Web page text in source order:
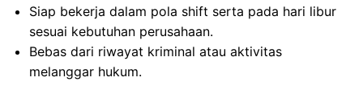
Siap bekerja dalam pola shift serta pada hari libur
sesuai kebutuhan perusahaan.
Bebas dari riwayat kriminal atau aktivitas
melanggar hukum.